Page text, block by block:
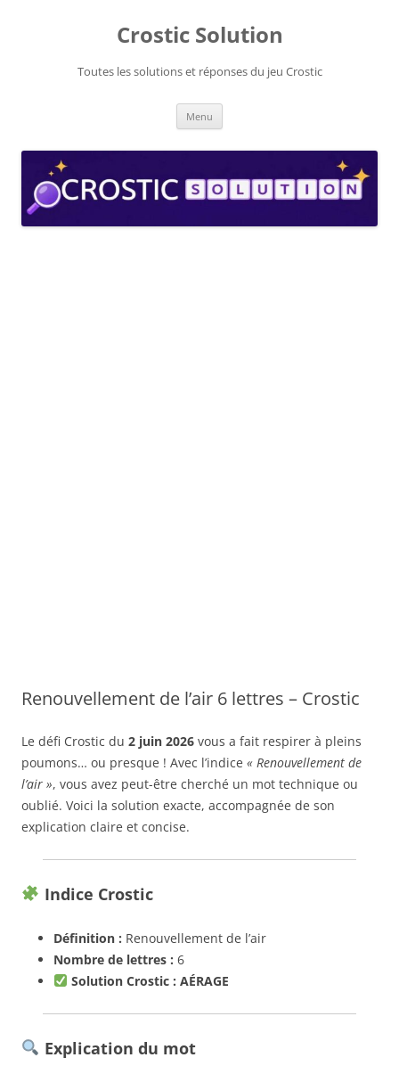
Crostic Solution
Toutes les solutions et réponses du jeu Crostic
Menu
Renouvellement de l’air 6 lettres – Crostic
Le défi Crostic du 2 juin 2026 vous a fait respirer à pleins
poumons… ou presque ! Avec l’indice « Renouvellement de
l’air », vous avez peut-être cherché un mot technique ou
oublié. Voici la solution exacte, accompagnée de son
explication claire et concise.
Indice Crostic
Définition : Renouvellement de l’air
Nombre de lettres : 6
Solution Crostic : AÉRAGE
Explication du mot